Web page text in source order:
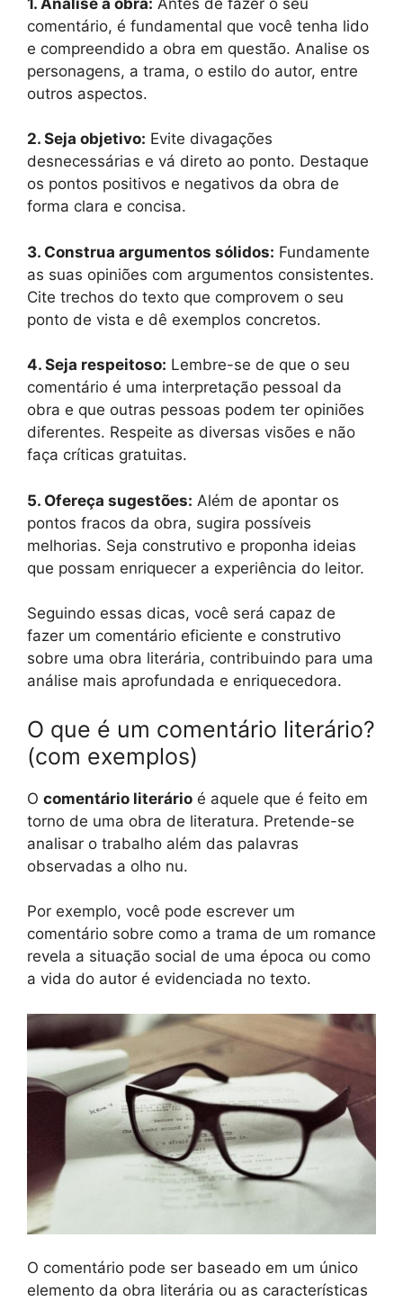
comentário, é fundamental que você tenha lido
e compreendido a obra em questão. Analise os
personagens, a trama, o estilo do autor, entre
outros aspectos.
2. Seja objetivo: Evite divagações
desnecessárias e vá direto ao ponto. Destaque
os pontos positivos e negativos da obra de
forma clara e concisa.
3. Construa argumentos sólidos: Fundamente
as suas opiniões com argumentos consistentes.
Cite trechos do texto que comprovem o seu
ponto de vista e dê exemplos concretos.
4. Seja respeitoso: Lembre-se de que o seu
comentário é uma interpretação pessoal da
obra e que outras pessoas podem ter opiniões
diferentes. Respeite as diversas visões e não
faça críticas gratuitas.
5. Ofereça sugestões: Além de apontar os
pontos fracos da obra, sugira possíveis
melhorias. Seja construtivo e proponha ideias
que possam enriquecer a experiência do leitor.
Seguindo essas dicas, você será capaz de
fazer um comentário eficiente e construtivo
sobre uma obra literária, contribuindo para uma
análise mais aprofundada e enriquecedora.
O que é um comentário literário?
(com exemplos)
O comentário literário é aquele que é feito em
torno de uma obra de literatura. Pretende-se
analisar o trabalho além das palavras
observadas a olho nu.
Por exemplo, você pode escrever um
comentário sobre como a trama de um romance
revela a situação social de uma época ou como
a vida do autor é evidenciada no texto.
O comentário pode ser baseado em um único
elemento da obra literária ou as características